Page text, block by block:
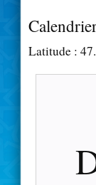
Latitude :